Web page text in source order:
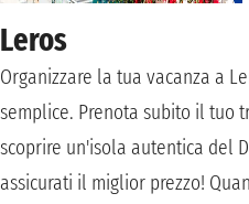
Leros
Organizzare la tua vacanza a
semplice. Prenota subito il tuo
scoprire un'isola autentica del
assicurati il miglior prezzo!